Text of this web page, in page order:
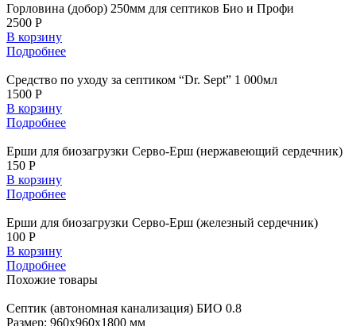
Горловина (добор) 250мм для септиков Био и Профи
2500 Р
В корзину
Подробнее
Средство по уходу за септиком “Dr. Sept” 1 000мл
1500 Р
В корзину
Подробнее
Ерши для биозагрузки Серво-Ерш (нержавеющий сердечник)
150 Р
В корзину
Подробнее
Ерши для биозагрузки Серво-Ерш (железный сердечник)
100 Р
В корзину
Подробнее
Похожие товары
Септик (автономная канализация) БИО 0.8
Размер: 960x960x1800 мм